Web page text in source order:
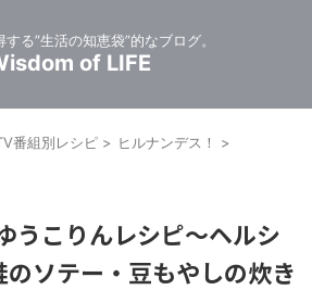
る”生活の知恵袋”的なブログ。
of LIFE
番組別レシピ > ヒルナンデス！ >
うこりんレシピ～ヘルシ
ソテー・豆もやしの炊き